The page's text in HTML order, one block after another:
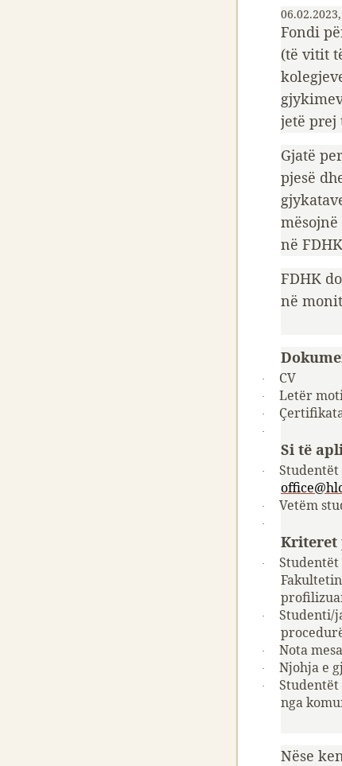
Fondi
(të vitit
jetë prej
Gjatë
pjesë
në
FDHK
në
· CV
· Letër
·
·
Si të
·
· Vetëm
·
Kriteret
·
·
Studenti/
· Nota
· Njohja e
·
nga
Nëse